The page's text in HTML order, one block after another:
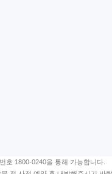
호 1800-0240을 통해 가능합니다.